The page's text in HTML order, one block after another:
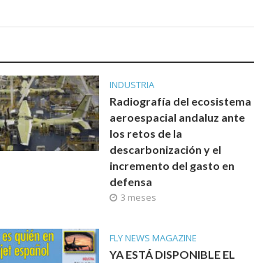
INDUSTRIA
Radiografía del ecosistema
aeroespacial andaluz ante
los retos de la
descarbonización y el
incremento del gasto en
defensa
3 meses
FLY NEWS MAGAZINE
YA ESTÁ DISPONIBLE EL